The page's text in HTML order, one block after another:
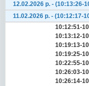
12.02.2026 р. - (10:13:26-
11.02.2026 р. - (10:12:17-
10:12:51-
10:13:12-
10:19:13-
10:19:25-
10:22:55-
10:26:03-
10:26:14-